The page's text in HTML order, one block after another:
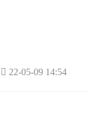
22-05-09 14:54